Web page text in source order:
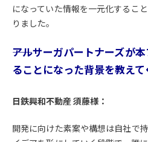
になっていた情報を一元化するこ
りました。
――アルサーガパートナーズが
ることになった背景を教えて
日鉄興和不動産 須藤様：
開発に向けた素案や構想は自社で